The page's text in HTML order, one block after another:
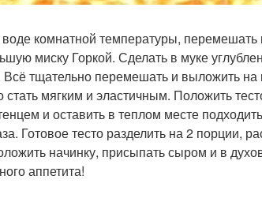
комнатной температуры, перемешать
миску Горкой. Сделать в муке
тщательно перемешать и выложить на
мягким и эластичным. Положить
и оставить в теплом месте
Готовое тесто разделить на 2 порции,
начинку, присыпать сыром и в
аппетита!